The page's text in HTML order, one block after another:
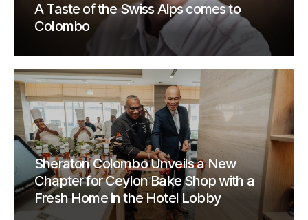
A Taste of the Swiss Alps comes to
Colombo
Sheraton Colombo Unveils a New
Chapter for Ceylon Bake Shop with a
Fresh Home in the Hotel Lobby